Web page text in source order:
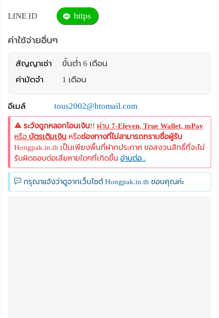
LINE ID https
ค่าใช้จ่ายอื่นๆ
สัญญาเช่า
ขั้นต่ำ 6 เดือน
ค่ามัดจำ
1 เดือน
อีเมล์ tous2002@htomail.com
ระวังถูกหลอกโอนเงิน!! ผ่าน7-Eleven, True Wallet, mPay
หรือ บัตรเติมเงิน หรือช่องทางที่ไม่สามารถทราบชื่อผู้รับ
Hongpak.in.th เป็นเพียงพื้นที่ฝากประกาศ ขอสงวนสิทธิ์ที่จะไม่
รับผิดชอบต่อเสียหายใดๆที่เกิดขึ้นอ่านต่อ..
กรุณาแจ้งว่าดูจากเว็บไซต์ Hongpak.in.th ขอบคุณค่ะ